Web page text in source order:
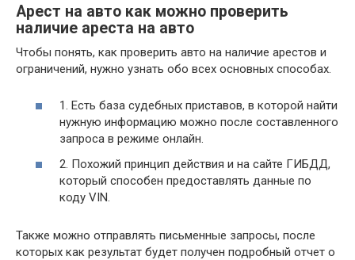
Арест на авто как можно проверить
наличие ареста на авто
Чтобы понять, как проверить авто на наличие арестов и
ограничений, нужно узнать обо всех основных способах.
1. Есть база судебных приставов, в которой найти
нужную информацию можно после составленного
запроса в режиме онлайн.
2. Похожий принцип действия и на сайте ГИБДД,
который способен предоставлять данные по
коду VIN.
Также можно отправлять письменные запросы, после
которых как результат будет получен подробный отчет о